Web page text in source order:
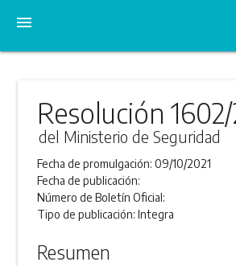
menu
Resolución 1602/
del Ministerio de Seguridad
Fecha de promulgación:09/10/2021
Fecha de publicación:
Número de Boletín Oficial:
Tipo de publicación:Integra
Resumen